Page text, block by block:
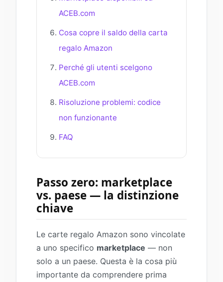
ACEB.com
Cosa copre il saldo della carta
regalo Amazon
Perché gli utenti scelgono
ACEB.com
Risoluzione problemi: codice
non funzionante
FAQ
Passo zero: marketplace
vs. paese — la distinzione
chiave
Le carte regalo Amazon sono vincolate
a uno specifico marketplace — non
solo a un paese. Questa è la cosa più
importante da comprendere prima